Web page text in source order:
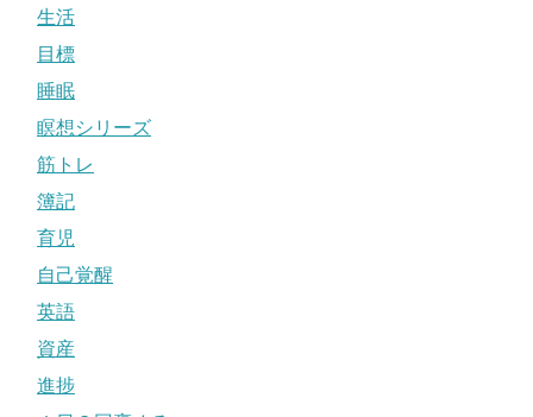
生活
目標
睡眠
瞑想シリーズ
筋トレ
簿記
育児
自己覚醒
英語
資産
進捗